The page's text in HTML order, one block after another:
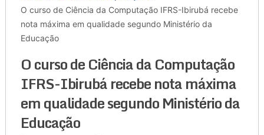
O curso de Ciência da Computação IFRS-Ibirubá recebe
nota máxima em qualidade segundo Ministério da
Educação
O curso de Ciência da Computação
IFRS-Ibirubá recebe nota máxima
em qualidade segundo Ministério da
Educação